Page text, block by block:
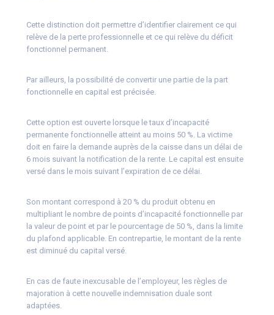
Cette distinction doit permettre d’identifier clairement ce qui
relève de la perte professionnelle et ce qui relève du déficit
fonctionnel permanent.
Par ailleurs, la possibilité de convertir une partie de la part
fonctionnelle en capital est précisée.
Cette option est ouverte lorsque le taux d’incapacité
permanente fonctionnelle atteint au moins 50 %. La victime
doit en faire la demande auprès de la caisse dans un délai de
6 mois suivant la notification de la rente. Le capital est ensuite
versé dans le mois suivant l’expiration de ce délai.
Son montant correspond à 20 % du produit obtenu en
multipliant le nombre de points d’incapacité fonctionnelle par
la valeur de point et par le pourcentage de 50 %, dans la limite
du plafond applicable. En contrepartie, le montant de la rente
est diminué du capital versé.
En cas de faute inexcusable de l’employeur, les règles de
majoration à cette nouvelle indemnisation duale sont
adaptées.